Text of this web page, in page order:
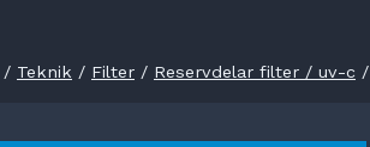
/ Teknik / Filter / Reservdelar filter / uv-c /